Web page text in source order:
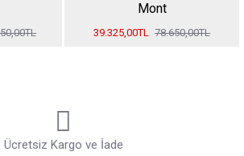
Mont
39.325,00TL 78.650,00TL
Ücretsiz Kargo ve İade